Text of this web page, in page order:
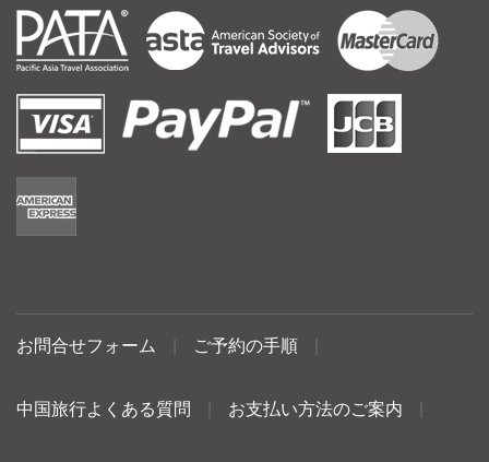
お問合せフォーム ご予約の手順
中国旅行よくある質問 お支払い方法のご案内